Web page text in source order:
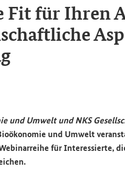
Fit für Ihren
und Um­welt und NKS
und Um­welt
für In­ter­es­sier­te,